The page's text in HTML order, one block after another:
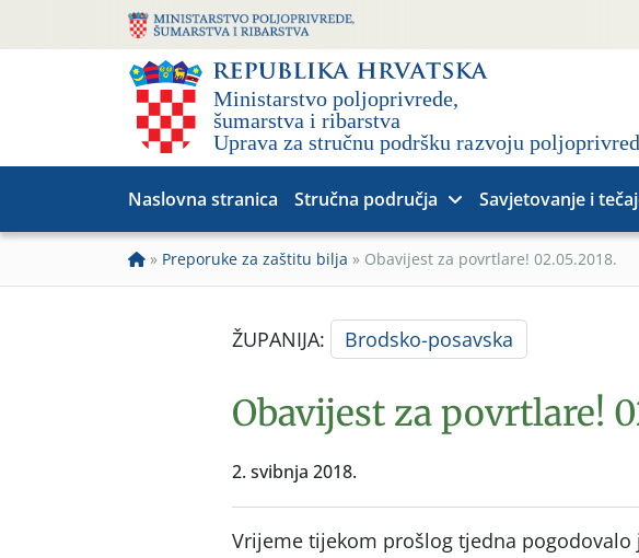
Naslovna stranica Stručna područja Savjetovanje i
» Preporuke za zaštitu bilja » Obavijest za povrtlare! 02.05.2018.
ŽUPANIJA: Brodsko-posavska
Obavijest za povrtlare!
2. svibnja 2018.
Vrijeme tijekom prošlog tjedna